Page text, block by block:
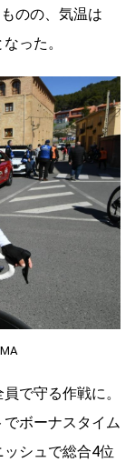
のの、気温は
った。
で守る作戦に。
ボーナスタイム
シュで総合4位